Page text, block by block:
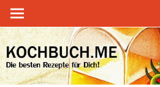
Zum
Inhalt
springen